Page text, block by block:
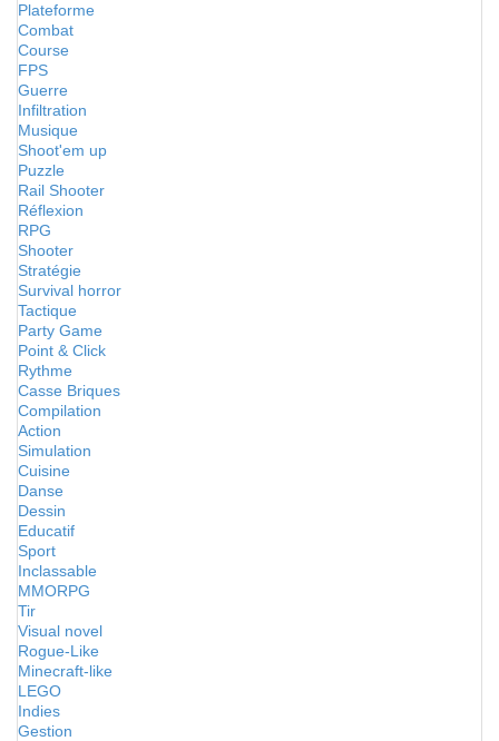
Plateforme
Combat
Course
FPS
Guerre
Infiltration
Musique
Shoot'em up
Puzzle
Rail Shooter
Réflexion
RPG
Shooter
Stratégie
Survival horror
Tactique
Party Game
Point & Click
Rythme
Casse Briques
Compilation
Action
Simulation
Cuisine
Danse
Dessin
Educatif
Sport
Inclassable
MMORPG
Tir
Visual novel
Rogue-Like
Minecraft-like
LEGO
Indies
Gestion